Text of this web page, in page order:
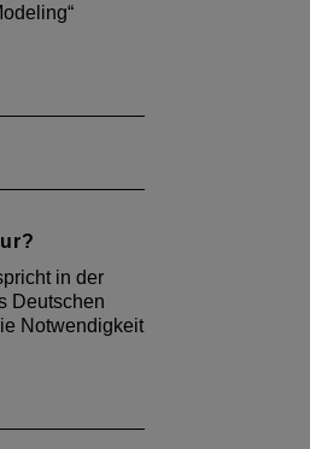
in der
Deutschen
Notwendigkeit